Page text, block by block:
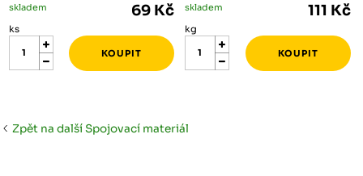
skladem 69 Kč
ks
skladem 111 Kč
kg
Zpět na další Spojovací materiál